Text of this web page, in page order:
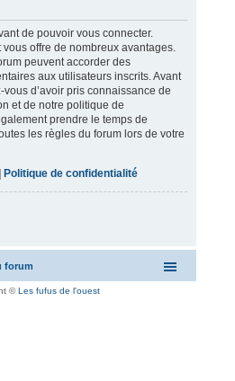
de pouvoir vous connecter.
vous offre de nombreux avantages.
peuvent accorder des
aux utilisateurs inscrits. Avant
d’avoir pris connaissance de
et de notre politique de
prendre le temps de
les règles du forum lors de votre
Politique de confidentialité
forum
©Les fufus de l'ouest